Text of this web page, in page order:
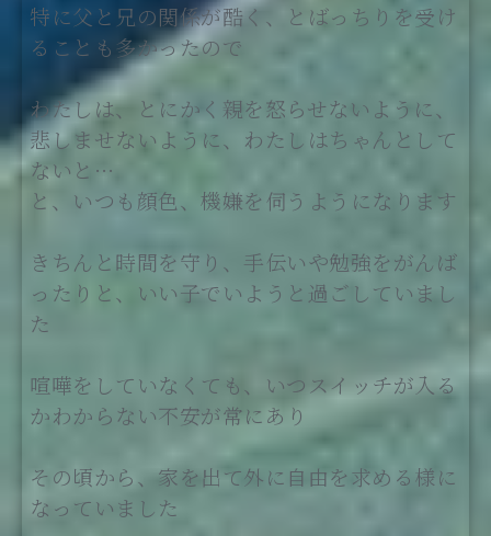
特に父と兄の関係が酷く、とばっちりを受け
ることも多かったので
わたしは、とにかく親を怒らせないように、
悲しませないように、わたしはちゃんとして
ないと…
と、いつも顔色、機嫌を伺うようになります
きちんと時間を守り、手伝いや勉強をがんば
ったりと、いい子でいようと過ごしていまし
た
喧嘩をしていなくても、いつスイッチが入る
かわからない不安が常にあり
その頃から、家を出て外に自由を求める様に
なっていました